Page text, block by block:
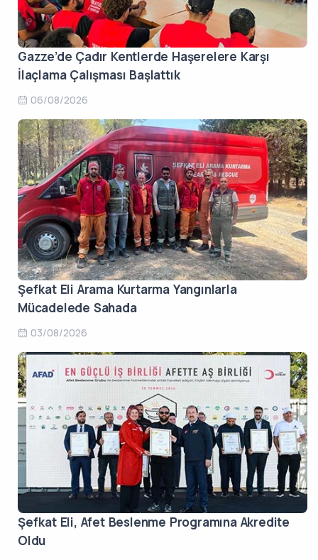
Gazze’de Çadır Kentlerde Haşerelere Karşı
İlaçlama Çalışması Başlattık
06/08/2026
Şefkat Eli Arama Kurtarma Yangınlarla
Mücadelede Sahada
03/08/2026
Şefkat Eli, Afet Beslenme Programına Akredite
Oldu